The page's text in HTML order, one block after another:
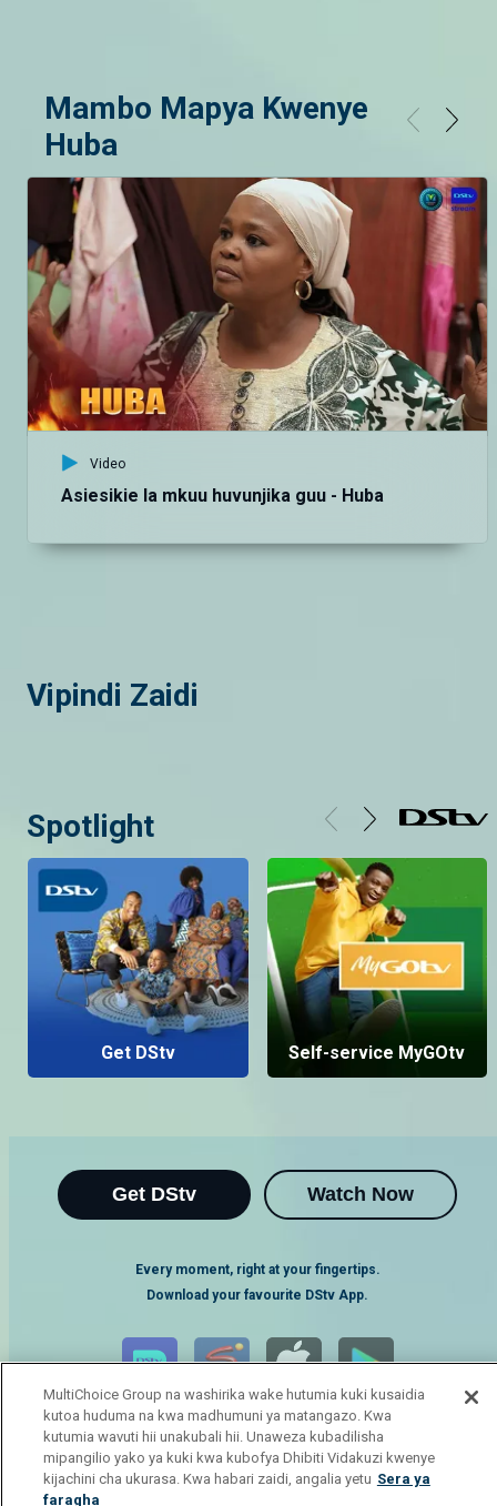
Mambo Mapya Kwenye
Huba
Video
Asiesikie la mkuu huvunjika guu - Huba
Vipindi Zaidi
Spotlight
Get DStv Self-service MyGOtv
Get DStv Watch Now
Every moment, right at your fingertips.
Download your favourite DStv App.
MultiChoice Group na washirika wake hutumia kuki kusaidia
kutoa huduma na kwa madhumuni ya matangazo. Kwa
kutumia wavuti hii unakubali hii. Unaweza kubadilisha
mipangilio yako ya kuki kwa kubofya Dhibiti Vidakuzi kwenye
kijachini cha ukurasa. Kwa habari zaidi, angalia yetu Sera ya
faragha